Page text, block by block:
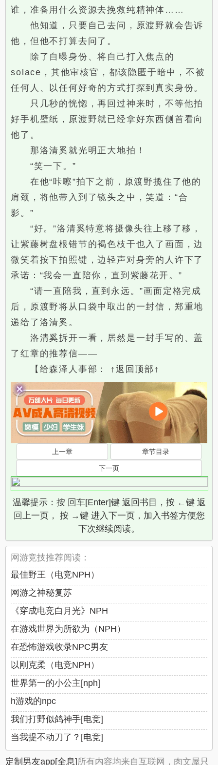
谁，准备用什么资源去挽救纯精神体……
他知道，只要自己去问，原渡野就会告诉
他，但他不打算去问了。
除了自曝身份、将自己打入焦点的
solace，其他审核官，都该隐匿于暗中，不被
任何人、以任何好奇的方式打探到真实身份。
只几秒的恍惚，再回过神来时，不等他拍
好手机壁纸，原渡野就已经拿好东西侧首看向
他了。
那洛清奚就光明正大地拍！
“笑一下。”
在他“咔嚓”拍下之前，原渡野揽住了他的
肩颈，将他带入到了镜头之中，笑道：“合
影。”
“好。”洛清奚特意将摄像头往上移了移，
让紫藤树盘根错节的褐色枝干也入了画面，边
微笑着按下拍照键，边轻声对身旁的人许下了
承诺：“我会一直陪你，直到紫藤花开。”
“请一直陪我，直到永远。”画面定格完成
后，原渡野将从口袋中取出的一封信，郑重地
递给了洛清奚。
洛清奚拆开一看，居然是一封手写的、盖
了红章的推荐信——
【给森泽人事部： ↑返回顶部↑
上一章 章节目录
下一页
温馨提示：按 回车[Enter]键 返回书目，按 ←键 返
回上一页， 按 →键 进入下一页，加入书签方便您
下次继续阅读。
网游竞技推荐阅读：
最佳野王（电竞NPH）
网游之神秘复苏
《穿成电竞白月光》NPH
在游戏世界为所欲为（NPH）
在恐怖游戏收录NPC男友
以刚克柔（电竞NPH）
世界第一的小公主[nph]
h游戏的npc
我们打野似鸽神手[电竞]
当我提不动刀了？[电竞]
定制男友app[全息] 所有内容均来自互联网，肉文屋只